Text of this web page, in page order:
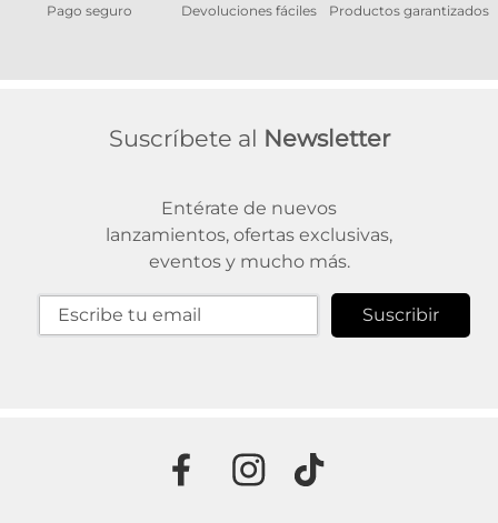
Pago seguro Devoluciones fáciles Productos garantizados
Suscríbete al Newsletter
Entérate de nuevos
lanzamientos, ofertas exclusivas,
eventos y mucho más.
Suscribir